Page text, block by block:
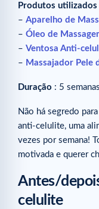
Produtos utilizados
– Aparelho de
– Óleo de
– Ventosa Anti-
– Massajador Pele
Duração : 5 semanas
Não há segredo
anti-celulite, uma
vezes por semana!
motivada e querer
Antes/
celulite